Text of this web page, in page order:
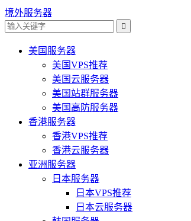
境外服务器

美国服务器
美国VPS推荐
美国云服务器
美国站群服务器
美国高防服务器
香港服务器
香港VPS推荐
香港云服务器
亚洲服务器
日本服务器
日本VPS推荐
日本云服务器